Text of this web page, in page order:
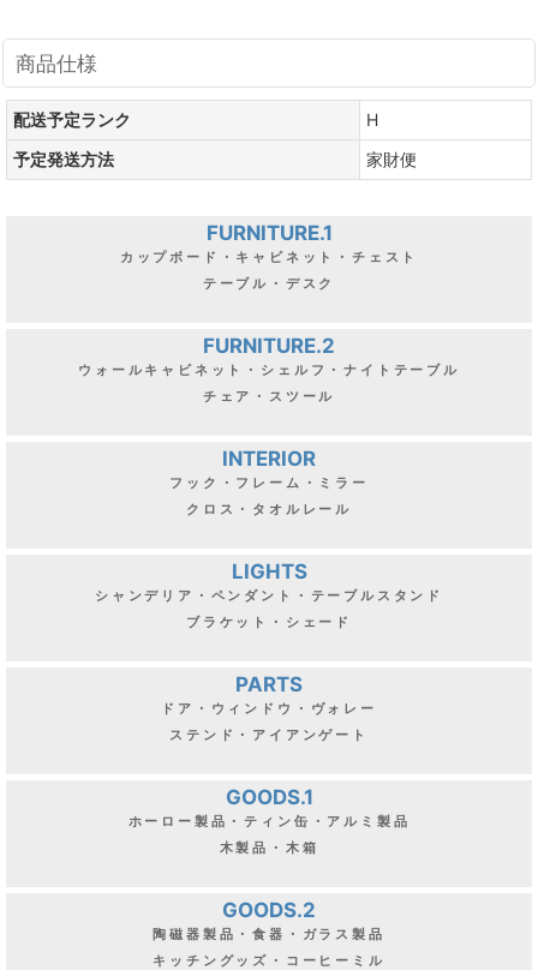
商品仕様
配送予定ランク
H
予定発送方法
家財便
FURNITURE.1
カップボード・キャビネット・チェスト
テーブル・デスク
FURNITURE.2
ウォールキャビネット・シェルフ・ナイトテーブル
チェア・スツール
INTERIOR
フック・フレーム・ミラー
クロス・タオルレール
LIGHTS
シャンデリア・ペンダント・テーブルスタンド
ブラケット・シェード
PARTS
ドア・ウィンドウ・ヴォレー
ステンド・アイアンゲート
GOODS.1
ホーロー製品・ティン缶・アルミ製品
木製品・木箱
GOODS.2
陶磁器製品・食器・ガラス製品
キッチングッズ・コーヒーミル